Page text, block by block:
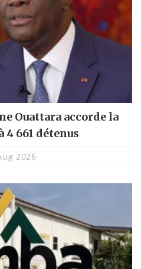
Ouattara accorde la
661 détenus
2026